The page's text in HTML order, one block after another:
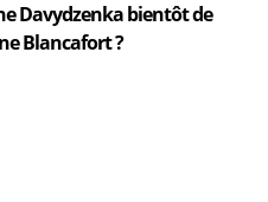
Davydzenka bientôt de
Blancafort ?